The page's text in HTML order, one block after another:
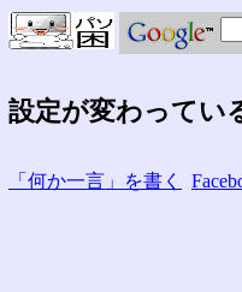
設定が変わってい
「何か一言」を書く